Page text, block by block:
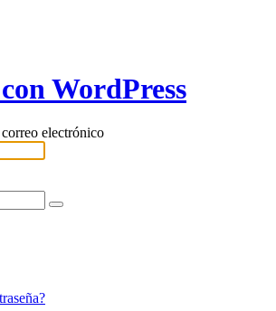
WordPress
electrónico